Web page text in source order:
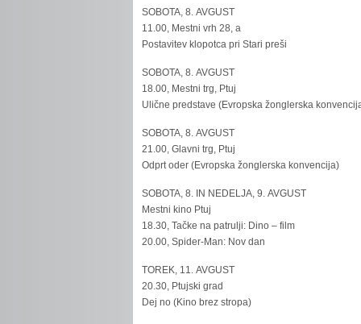
SOBOTA, 8. AVGUST
11.00, Mestni vrh 28, a
Postavitev klopotca pri Stari preši
SOBOTA, 8. AVGUST
18.00, Mestni trg, Ptuj
Ulične predstave (Evropska žonglerska
SOBOTA, 8. AVGUST
21.00, Glavni trg, Ptuj
Odprt oder (Evropska žonglerska konvencija)
SOBOTA, 8. IN NEDELJA, 9. AVGUST
Mestni kino Ptuj
18.30, Tačke na patrulji: Dino – film
20.00, Spider-Man: Nov dan
TOREK, 11. AVGUST
20.30, Ptujski grad
Dej no (Kino brez stropa)